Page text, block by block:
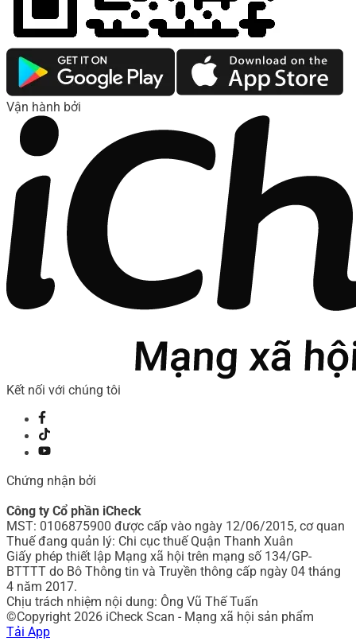
Vận hành bởi
Kết nối với chúng tôi
Chứng nhận bởi
Công ty Cổ phần iCheck
MST: 0106875900 được cấp vào ngày 12/06/2015, cơ quan
Thuế đang quản lý: Chi cục thuế Quận Thanh Xuân
Giấy phép thiết lập Mạng xã hội trên mạng số 134/GP-
BTTTT do Bô Thông tin và Truyền thông cấp ngày 04 tháng
4 năm 2017.
Chịu trách nhiệm nội dung: Ông Vũ Thế Tuấn
©Copyright 2026 iCheck Scan - Mạng xã hội sản phẩm
Tải App